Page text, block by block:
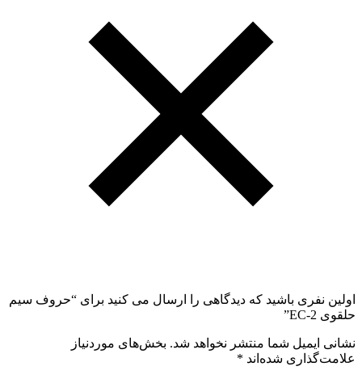
اولین نفری باشید که دیدگاهی را ارسال می کنید برای “حروف سیم
حلقوی EC-2”
نشانی ایمیل شما منتشر نخواهد شد. بخش‌های موردنیاز
علامت‌گذاری شده‌اند *